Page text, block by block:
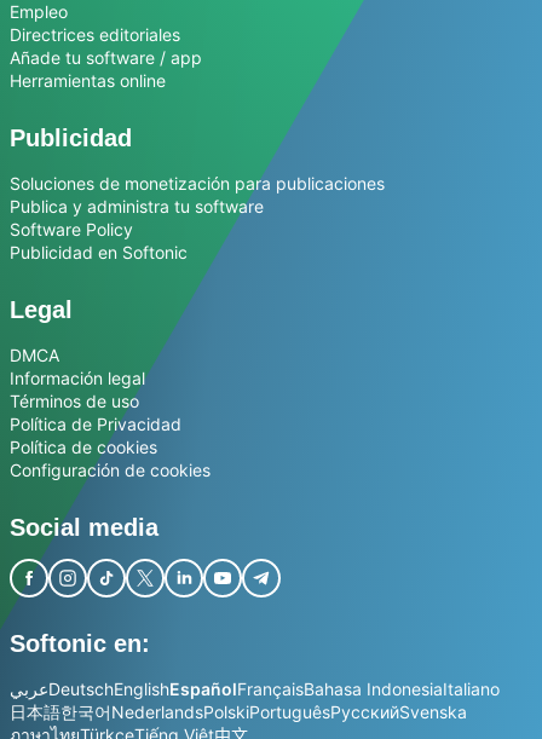
Empleo
Directrices editoriales
Añade tu software / app
Herramientas online
Publicidad
Soluciones de monetización para publicaciones
Publica y administra tu software
Software Policy
Publicidad en Softonic
Legal
DMCA
Información legal
Términos de uso
Política de Privacidad
Política de cookies
Configuración de cookies
Social media
Softonic en:
عربيDeutschEnglishEspañolFrançaisBahasa IndonesiaItaliano
日本語한국어NederlandsPolskiPortuguêsРусскийSvenska
ภาษาไทยTürkçeTiếng Việt中文